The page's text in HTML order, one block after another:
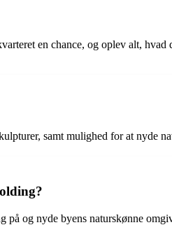
en chance, og oplev alt,
samt mulighed for at nyde
og nyde byens naturskønne